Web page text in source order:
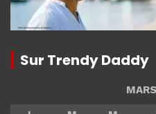
Sur Trendy Daddy